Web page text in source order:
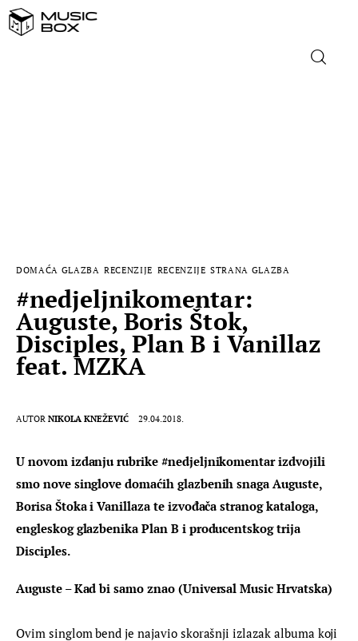
MUSIC BOX
DOMAĆA GLAZBA RECENZIJE RECENZIJE STRANA GLAZBA
#nedjeljnikomentar:
Auguste, Boris Štok,
Disciples, Plan B i Vanillaz
feat. MZKA
AUTOR NIKOLA KNEŽEVIĆ 29.04.2018.
U novom izdanju rubrike #nedjeljnikomentar izdvojili
smo nove singlove domaćih glazbenih snaga Auguste,
Borisa Štoka i Vanillaza te izvođača stranog kataloga,
engleskog glazbenika Plan B i producentskog trija
Disciples.
Auguste – Kad bi samo znao (Universal Music Hrvatska)
Ovim singlom bend je najavio skorašnji izlazak albuma koji